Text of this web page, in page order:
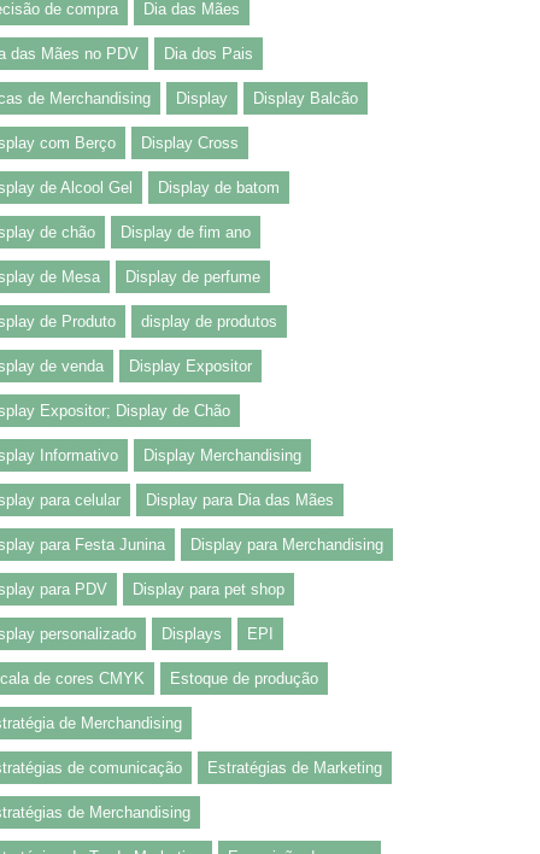
de compra Dia das Mães
das Mães no PDV Dia dos Pais
de Merchandising Display Display Balcão
com Berço Display Cross
de Alcool Gel Display de batom
de chão Display de fim ano
de Mesa Display de perfume
de Produto display de produtos
de venda Display Expositor
Expositor; Display de Chão
Informativo Display Merchandising
para celular Display para Dia das Mães
para Festa Junina Display para Merchandising
para PDV Display para pet shop
personalizado Displays EPI
de cores CMYK Estoque de produção
de Merchandising
de comunicação Estratégias de Marketing
de Merchandising